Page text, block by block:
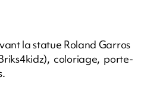
la statue Roland Garros
coloriage, porte-